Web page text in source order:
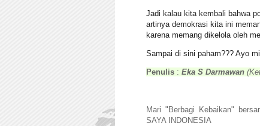
Jadi kalau kita kembali bahwa
artinya demokrasi kita ini
karena memang dikelola oleh
Sampai di sini paham??? Ayo
Penulis : Eka S Darmawan
Mari "Berbagi Kebaikan"
SAYA INDONESIA